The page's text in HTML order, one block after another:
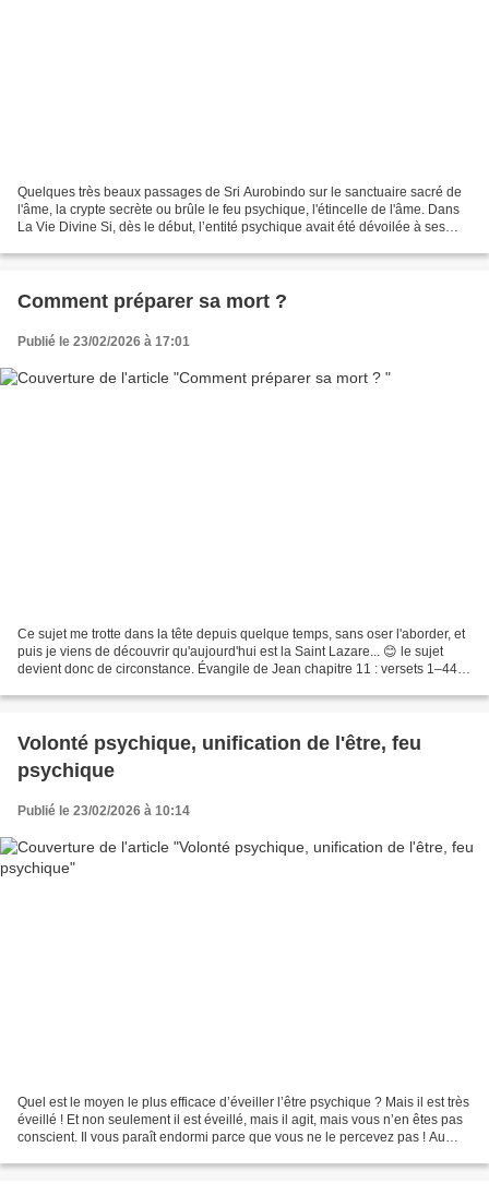
Quelques très beaux passages de Sri Aurobindo sur le sanctuaire sacré de
l'âme, la crypte secrète ou brûle le feu psychique, l'étincelle de l'âme. Dans
La Vie Divine Si, dès le début, l’entité psychique avait été dévoilée à ses
Comment préparer sa mort ?
Publié le 23/02/2026 à 17:01
Ce sujet me trotte dans la tête depuis quelque temps, sans oser l'aborder, et
puis je viens de découvrir qu'aujourd'hui est la Saint Lazare... 😊 le sujet
devient donc de circonstance. Évangile de Jean chapitre 11 : versets 1–44
Volonté psychique, unification de l'être, feu
psychique
Publié le 23/02/2026 à 10:14
Quel est le moyen le plus efficace d’éveiller l’être psychique ? Mais il est très
éveillé ! Et non seulement il est éveillé, mais il agit, mais vous n’en êtes pas
conscient. Il vous paraît endormi parce que vous ne le percevez pas ! Au